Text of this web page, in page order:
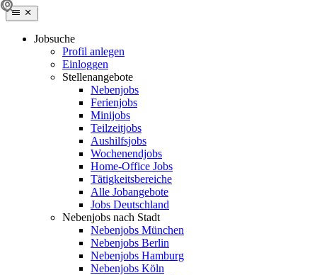
Jobsuche
Profil anlegen
Einloggen
Stellenangebote
Nebenjobs
Ferienjobs
Minijobs
Teilzeitjobs
Aushilfsjobs
Wochenendjobs
Home-Office Jobs
Tätigkeitsbereiche
Alle Jobangebote
Jobs Deutschland
Nebenjobs nach Stadt
Nebenjobs München
Nebenjobs Berlin
Nebenjobs Hamburg
Nebenjobs Köln